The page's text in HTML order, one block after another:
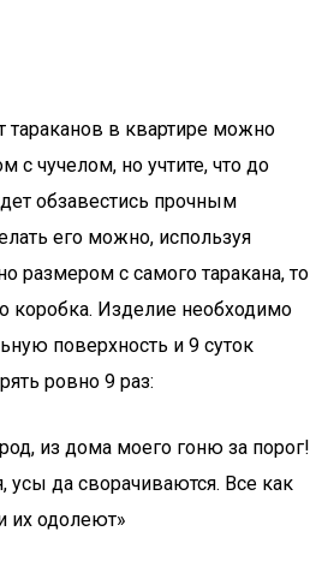
тараканов в квартире можно
с чучелом, но учтите, что до
обзавестись прочным
его можно, используя
размером с самого таракана, то
коробка. Изделие необходимо
поверхность и 9 суток
ровно 9 раз:
из дома моего гоню за порог!
усы да сворачиваются. Все как
их одолеют»